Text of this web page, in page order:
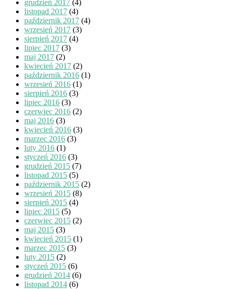
grudzień 2017 (4)
listopad 2017 (4)
październik 2017 (4)
wrzesień 2017 (3)
sierpień 2017 (4)
lipiec 2017 (3)
maj 2017 (2)
kwiecień 2017 (2)
październik 2016 (1)
wrzesień 2016 (1)
sierpień 2016 (3)
lipiec 2016 (3)
czerwiec 2016 (2)
maj 2016 (3)
kwiecień 2016 (3)
marzec 2016 (3)
luty 2016 (1)
styczeń 2016 (3)
grudzień 2015 (7)
listopad 2015 (5)
październik 2015 (2)
wrzesień 2015 (8)
sierpień 2015 (4)
lipiec 2015 (5)
czerwiec 2015 (2)
maj 2015 (3)
kwiecień 2015 (1)
marzec 2015 (3)
luty 2015 (2)
styczeń 2015 (6)
grudzień 2014 (6)
listopad 2014 (6)